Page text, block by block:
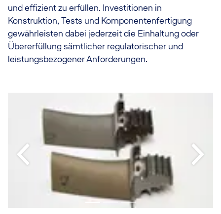
und effizient zu erfüllen. Investitionen in
Konstruktion, Tests und Komponentenfertigung
gewährleisten dabei jederzeit die Einhaltung oder
Übererfüllung sämtlicher regulatorischer und
leistungsbezogener Anforderungen.
Previous Next